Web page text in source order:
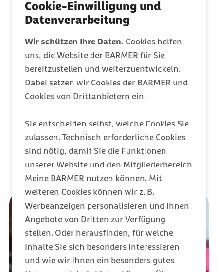
Cookie-Einwilligung und
Datenverarbeitung
Wir schützen Ihre Daten. Cookies helfen
uns, die Website der BARMER für Sie
bereitzustellen und weiterzuentwickeln.
Dabei setzen wir Cookies der BARMER und
Cookies von Drittanbietern ein.
Sie entscheiden selbst, welche Cookies Sie
zulassen. Technisch erforderliche Cookies
sind nötig, damit Sie die Funktionen
unserer Website und den Mitgliederbereich
Meine BARMER nutzen können. Mit
weiteren Cookies können wir z. B.
Werbeanzeigen personalisieren und Ihnen
Angebote von Dritten zur Verfügung
stellen. Oder herausfinden, für welche
Inhalte Sie sich besonders interessieren
und wie wir Ihnen ein besonders gutes
Mitglied werden
Entdecken Sie Ihre Vorteile
Barmer Bonus
Punkte sammeln & Prämie auszahlen lassen
Meine Barmer
Ein Zugang für alles